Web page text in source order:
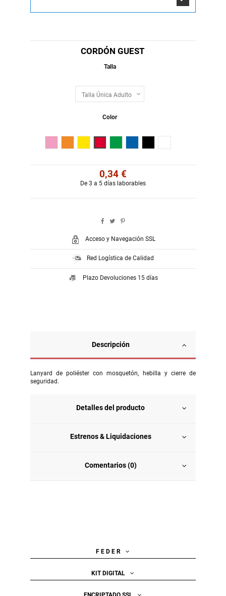
CORDÓN GUEST
Talla
Color
0,34 €
De 3 a 5 días laborables
Acceso y Navegación SSL
Red Logística de Calidad
Plazo Devoluciones 15 días
Descripción
Lanyard de poliéster con mosquetón, hebilla y cierre de
seguridad.
Detalles del producto
Estrenos & Liquidaciones
Comentarios (0)
F E D E R
KIT DIGITAL